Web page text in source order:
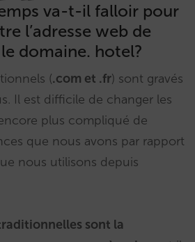
va-t-il falloir pour
l’adresse web de
domaine. hotel?
(.com et .fr) sont gravés
Il est difficile de changer les
plus compliqué de
que nous avons par rapport
nous utilisons depuis
sont la